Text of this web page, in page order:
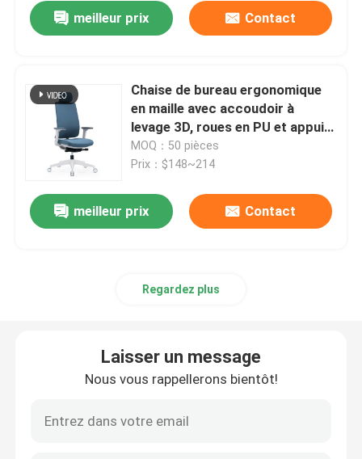
meilleur prix Contact
Chaise de bureau ergonomique
en maille avec accoudoir à
levage 3D, roues en PU et appui-
tête réglable
MOQ：50 pièces
Prix：$148~214
meilleur prix Contact
Regardez plus
Laisser un message
Nous vous rappellerons bientôt!